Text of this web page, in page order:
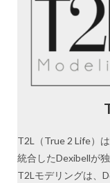
T2L（True 2 Life）
統合したDexibellが
T2Lモデリングは、